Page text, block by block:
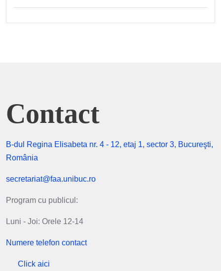
Contact
B-dul Regina Elisabeta nr. 4 - 12, etaj 1, sector 3, Bucureşti,
România
secretariat@faa.unibuc.ro
Program cu publicul:
Luni - Joi: Orele 12-14
Numere telefon contact
Click aici